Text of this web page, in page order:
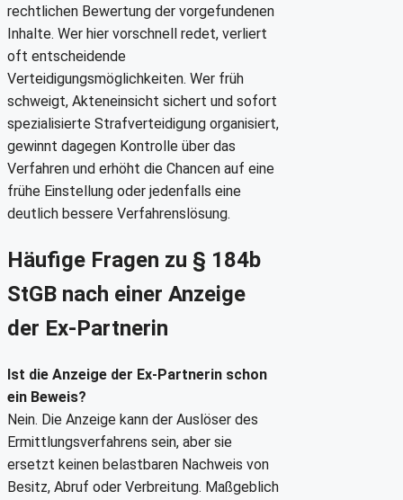
rechtlichen Bewertung der vorgefundenen
Inhalte. Wer hier vorschnell redet, verliert
oft entscheidende
Verteidigungsmöglichkeiten. Wer früh
schweigt, Akteneinsicht sichert und sofort
spezialisierte Strafverteidigung organisiert,
gewinnt dagegen Kontrolle über das
Verfahren und erhöht die Chancen auf eine
frühe Einstellung oder jedenfalls eine
deutlich bessere Verfahrenslösung.
Häufige Fragen zu § 184b
StGB nach einer Anzeige
der Ex-Partnerin
Ist die Anzeige der Ex-Partnerin schon
ein Beweis?
Nein. Die Anzeige kann der Auslöser des
Ermittlungsverfahrens sein, aber sie
ersetzt keinen belastbaren Nachweis von
Besitz, Abruf oder Verbreitung. Maßgeblich